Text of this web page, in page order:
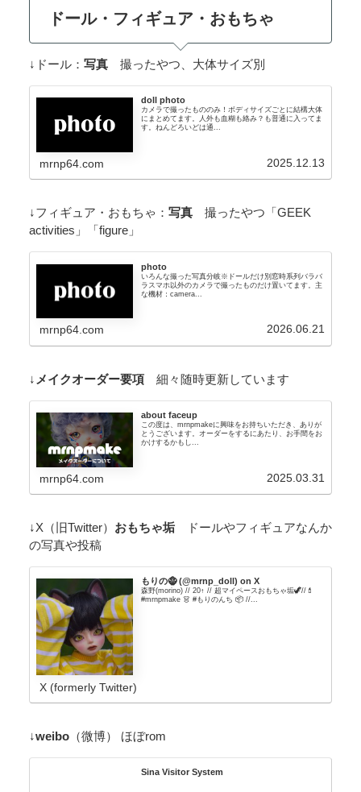
ドール・フィギュア・おもちゃ
↓ドール： 写真 撮ったやつ、大体サイズ別
doll photo
カメラで撮ったもののみ！ボディサイズごとに結構大体
にまとめてます。人外も血糊も絡み？も普通に入ってま
す。ねんどろいどは通...
mrnp64.com 2025.12.13
↓フィギュア・おもちゃ： 写真 撮ったやつ「GEEK
activities」「figure」
photo
いろんな撮った写真分岐※ドールだけ別窓時系列バラバ
ラスマホ以外のカメラで撮ったものだけ置いてます。主
な機材：camera...
mrnp64.com 2026.06.21
↓ メイクオーダー要項 細々随時更新しています
about faceup
この度は、mrnpmakeに興味をお持ちいただき、ありが
とうございます。オーダーをするにあたり、お手間をお
かけするかもし...
mrnp64.com 2025.03.31
↓X（旧Twitter） おもちゃ垢 ドールやフィギュアなんか
の写真や投稿
もりの🧌 (@mrnp_doll) on X
森野(morino) // 20↑ // 超マイペースおもちゃ垢🦖//💄
#mrnpmake 👗 #もりのんち 📦 //...
X (formerly Twitter)
↓weibo （微博） ほぼrom
Sina Visitor System